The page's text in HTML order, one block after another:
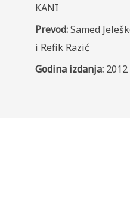
KANI
Prevod:Samed
i Refik Razić
Godina izdanja: 2012